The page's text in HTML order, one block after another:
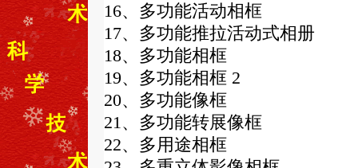
16、多功能活动相框
17、多功能推拉活动式相册
18、多功能相框
19、多功能相框 2
20、多功能像框
21、多功能转展像框
22、多用途相框